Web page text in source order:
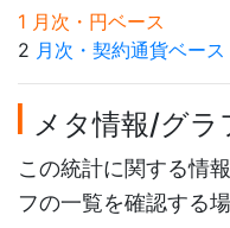
1 月次・円ベース
2 月次・契約通貨ベース
メタ情報/グラ
この統計に関する情
フの一覧を確認する